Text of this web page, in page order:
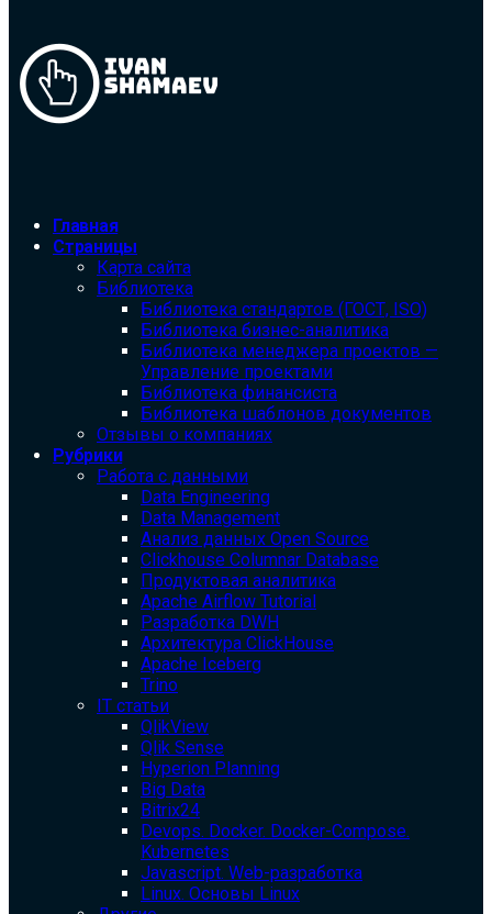
Главная
Страницы
Карта сайта
Библиотека
Библиотека cтандартов (ГОСТ, ISO)
Библиотека бизнес-аналитика
Библиотека менеджера проектов —
Управление проектами
Библиотека финансиста
Библиотека шаблонов документов
Отзывы о компаниях
Рубрики
Работа с данными
Data Engineering
Data Management
Анализ данных Open Source
Clickhouse Columnar Database
Продуктовая аналитика
Apache Airflow Tutorial
Разработка DWH
Архитектура ClickHouse
Apache Iceberg
Trino
IT статьи
QlikView
Qlik Sense
Hyperion Planning
Big Data
Bitrix24
Devops. Docker. Docker-Compose.
Kubernetes
Javascript. Web-разработка
Linux. Основы Linux